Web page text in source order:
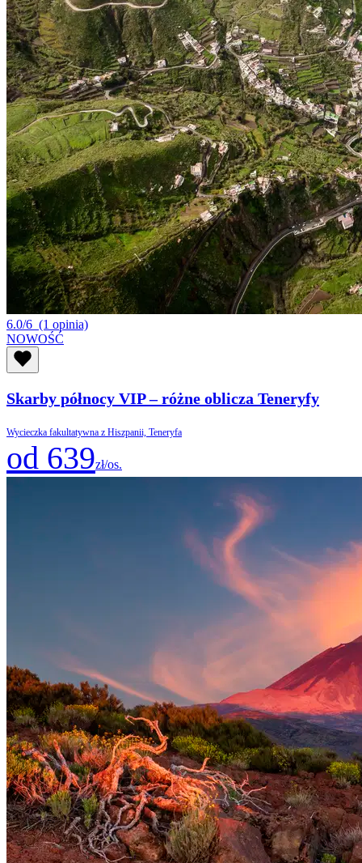
6.0/6 (1 opinia)
NOWOŚĆ
Skarby północy VIP – różne oblicza Teneryfy
Wycieczka fakultatywna z Hiszpanii, Teneryfa
od 639zł/os.